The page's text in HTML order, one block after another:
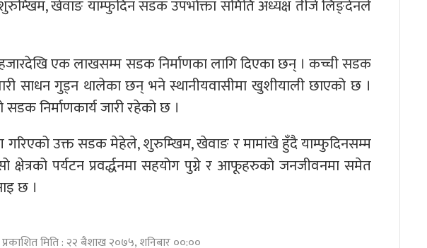
खेवाङ याम्फुदिन सडक उपभोक्ता समिति अध्यक्ष तीर्ज लिङ्देनले
हजारदेखि एक लाखसम्म सडक निर्माणका लागि दिएका छन् । कच्ची सडक
साधन गुड्न थालेका छन् भने स्थानीयवासीमा खुशीयाली छाएको छ ।
निर्माणकार्य जारी रहेको छ ।
गरिएको उक्त सडक मेहेले, शुरुम्खिम, खेवाङ र मामांखे हुँदै याम्फुदिनसम्म
क्षेत्रको पर्यटन प्रवर्द्धनमा सहयोग पुग्ने र आफूहरुको जनजीवनमा समेत
छ ।
प्रकाशित मिति : २२ बैशाख २०७५, शनिबार ००:००